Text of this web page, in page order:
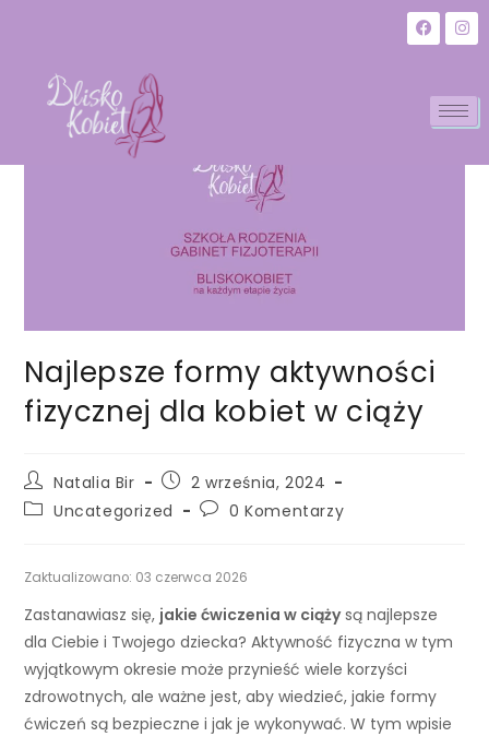
Najlepsze formy aktywności
fizycznej dla kobiet w ciąży
Natalia Bir
2 września, 2024
Uncategorized
0 Komentarzy
Zaktualizowano: 03 czerwca 2026
Zastanawiasz się, jakie ćwiczenia w ciążysą najlepsze
dla Ciebie i Twojego dziecka? Aktywność fizyczna w tym
wyjątkowym okresie może przynieść wiele korzyści
zdrowotnych, ale ważne jest, aby wiedzieć, jakie formy
ćwiczeń są bezpieczne i jak je wykonywać. W tym wpisie